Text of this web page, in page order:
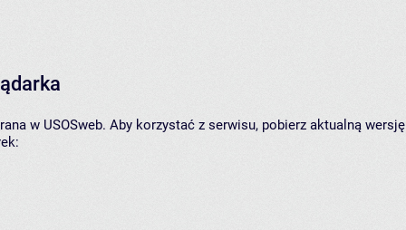
w USOSweb. Aby korzystać z serwisu, pobierz aktualną wersję